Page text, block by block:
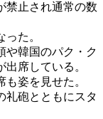
禁止され通常の数
た。
や韓国のパク・ク
席している。
姿を見せた。
礼砲とともにスタ